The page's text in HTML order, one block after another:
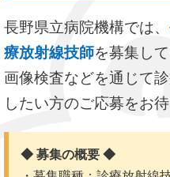
長野県立病院機構では、
療放射線技師を募集して
画像検査などを通じて
したい方のご応募をお
◆ 募集の概要 ◆